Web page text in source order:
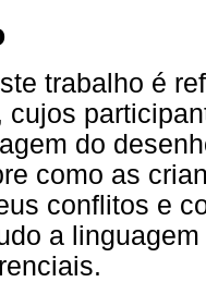
trabalho é
cujos
do
como as
conflitos e
a